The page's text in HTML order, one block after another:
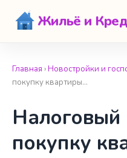
Жильё и
Главная ›Новостройки и
покупку квартиры…
Налоговый
покупку